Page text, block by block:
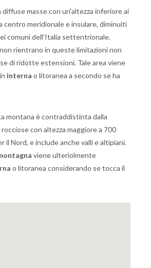
diffuse masse con un'altezza inferiore ai
centro meridionale e insulare, diminuiti
comuni dell'Italia settentrionale.
rientrano in queste limitazioni non
di ridotte estensioni. Tale area viene
interna o litoranea a secondo se ha
montana è contraddistinta dalla
con altezza maggiore a 700
il Nord, e include anche valli e altipiani.
viene ulteriolmente
o litoranea considerando se tocca il